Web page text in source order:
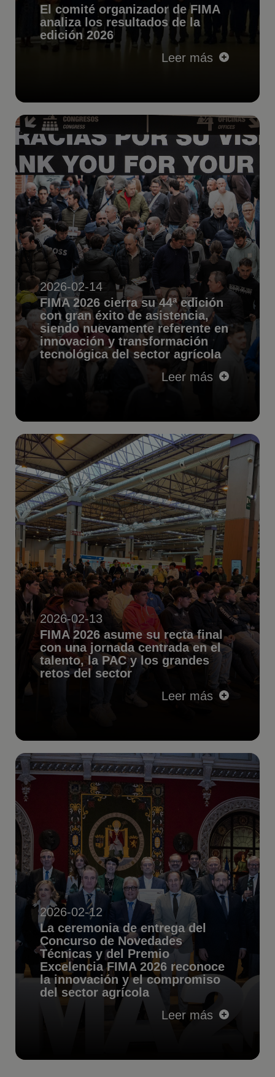
El comité organizador de FIMA
analiza los resultados de la
edición 2026
Leer más
2026-02-14
FIMA 2026 cierra su 44ª edición
con gran éxito de asistencia,
siendo nuevamente referente en
innovación y transformación
tecnológica del sector agrícola
Leer más
2026-02-13
FIMA 2026 asume su recta final
con una jornada centrada en el
talento, la PAC y los grandes
retos del sector
Leer más
2026-02-12
La ceremonia de entrega del
Concurso de Novedades
Técnicas y del Premio
Excelencia FIMA 2026 reconoce
la innovación y el compromiso
del sector agrícola
Leer más